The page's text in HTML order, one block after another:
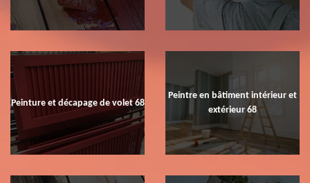
Peinture et décapage de volet 68
Peintre en bâtiment intérieur et
extérieur 68